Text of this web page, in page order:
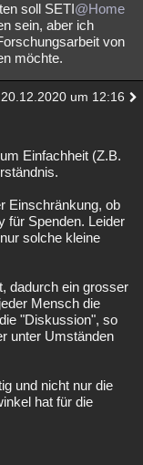
soll SETI@Home
sein, aber ich
von
möchte.
20.12.2020 um 12:16
Einfachheit (Z.B.
Einschränkung, ob
für Spenden. Leider
solche kleine
dadurch ein grosser
Mensch die
"Diskussion", so
unter Umständen
und nicht nur die
hat für die